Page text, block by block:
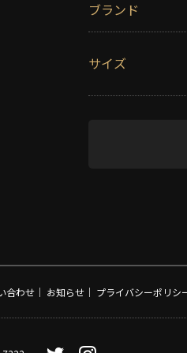
ブランド
サイズ
合わせ｜ お知らせ｜ プライバシーポリシ